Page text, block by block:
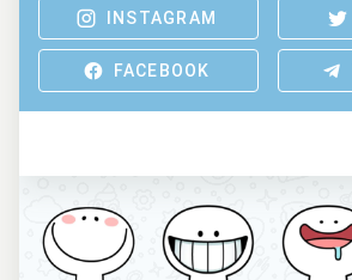
INSTAGRAM
FACEBOOK